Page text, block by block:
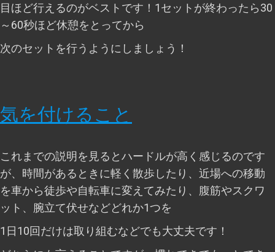
目ほど行えるのがベストです！1セットが終わったら30
～60秒ほど休憩をとってから
次のセットを行うようにしましょう！
気を付けること
これまでの説明を見るとハードルが高く感じるのです
が、時間があるときに軽く散歩したり、近場への移動
を車から徒歩や自転車に変えてみたり、腹筋やスクワ
ット、腕立て伏せなどどれか1つを
1日10回だけは取り組むなどでも大丈夫です！